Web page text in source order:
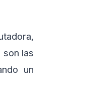
son las
un